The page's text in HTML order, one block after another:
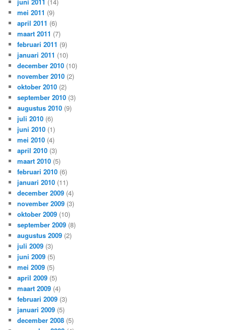
mei 2011 (9)
april 2011 (6)
maart 2011 (7)
februari 2011 (9)
januari 2011 (10)
december 2010 (10)
november 2010 (2)
oktober 2010 (2)
september 2010 (3)
augustus 2010 (9)
juli 2010 (6)
juni 2010 (1)
mei 2010 (4)
april 2010 (3)
maart 2010 (5)
februari 2010 (6)
januari 2010 (11)
december 2009 (4)
november 2009 (3)
oktober 2009 (10)
september 2009 (8)
augustus 2009 (2)
juli 2009 (3)
juni 2009 (5)
mei 2009 (5)
april 2009 (5)
maart 2009 (4)
februari 2009 (3)
januari 2009 (5)
december 2008 (5)